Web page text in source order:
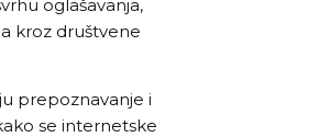
oglašavanja,
kroz društvene
prepoznavanje i
se internetske